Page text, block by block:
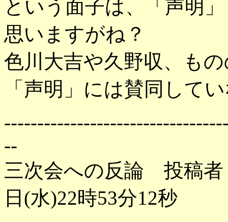
という面子は、「声明
思いますがね？
色川大吉や久野収、も
「声明」には賛同して
--
三次会への反論 投稿
日(水)22時53分12秒